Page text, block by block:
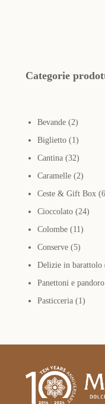
Categorie
Bevande 22
prodotti
Biglietto 11
prodotto
Cantina 3232
prodotti
Caramelle 22
Ceste & Gift Box 6
Cioccolato 2424
Colombe 1111
prodotti
Conserve 55
prodotti
Delizie in barattolo
Panettoni e pandoro
Pasticceria 11